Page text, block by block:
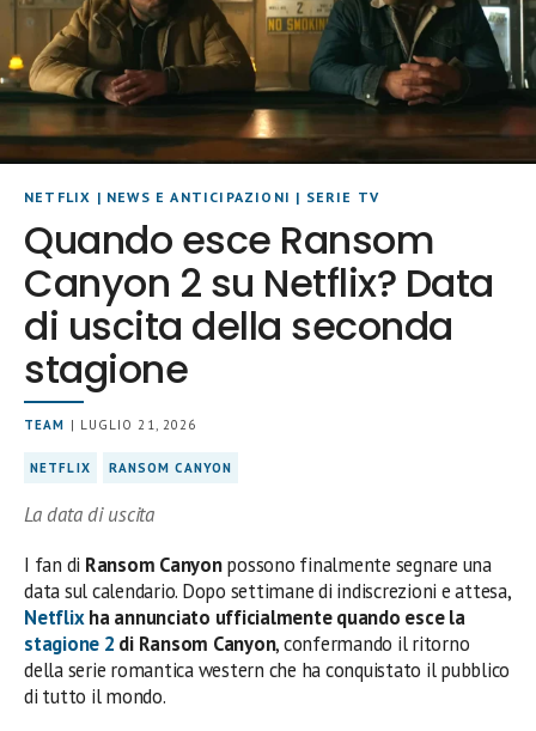
NETFLIX | NEWS E ANTICIPAZIONI | SERIE TV
Quando esce Ransom
Canyon 2 su Netflix? Data
di uscita della seconda
stagione
TEAM | LUGLIO 21, 2026
NETFLIX RANSOM CANYON
La data di uscita
I fan di Ransom Canyonpossono finalmente segnare una
data sul calendario. Dopo settimane di indiscrezioni e attesa,
Netflixha annunciato ufficialmente quando esce la
stagione 2 di Ransom Canyon, confermando il ritorno
della serie romantica western che ha conquistato il pubblico
di tutto il mondo.